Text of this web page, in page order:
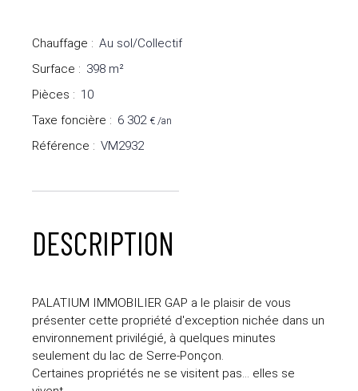
Chauffage : Au sol/Collectif
Surface : 398 m²
Pièces : 10
Taxe foncière : 6 302 € /an
Référence : VM2932
DESCRIPTION
PALATIUM IMMOBILIER GAP a le plaisir de vous
présenter cette propriété d'exception nichée dans un
environnement privilégié, à quelques minutes
seulement du lac de Serre-Ponçon.
Certaines propriétés ne se visitent pas... elles se